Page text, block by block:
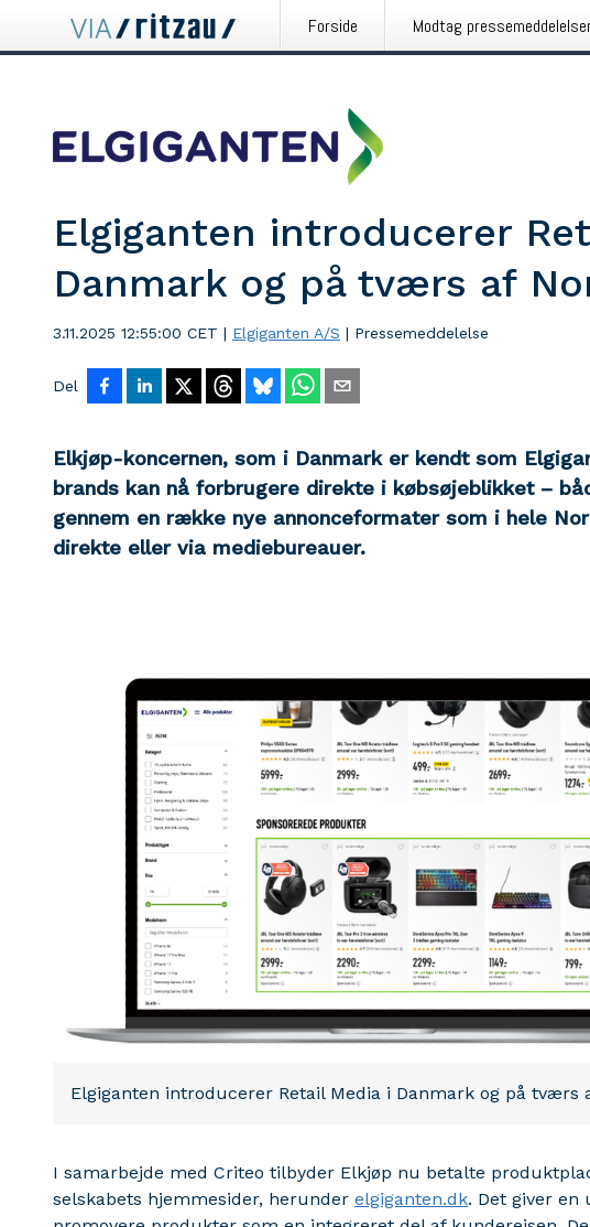
Forside Modtag
Elgiganten introducerer
Danmark og på tværs af
3.11.2025 12:55:00 CET | Elgiganten A/S | Pressemeddelelse
Del
Elkjøp-koncernen, som i Danmark er kendt som
brands kan nå forbrugere direkte i købsøjeblikket –
gennem en række nye annonceformater som i hele
direkte eller via mediebureauer.
Elgiganten introducerer Retail Media i Danmark og på tværs
I samarbejde med Criteo tilbyder Elkjøp nu betalte
selskabets hjemmesider, herunder elgiganten.dk. Det giver